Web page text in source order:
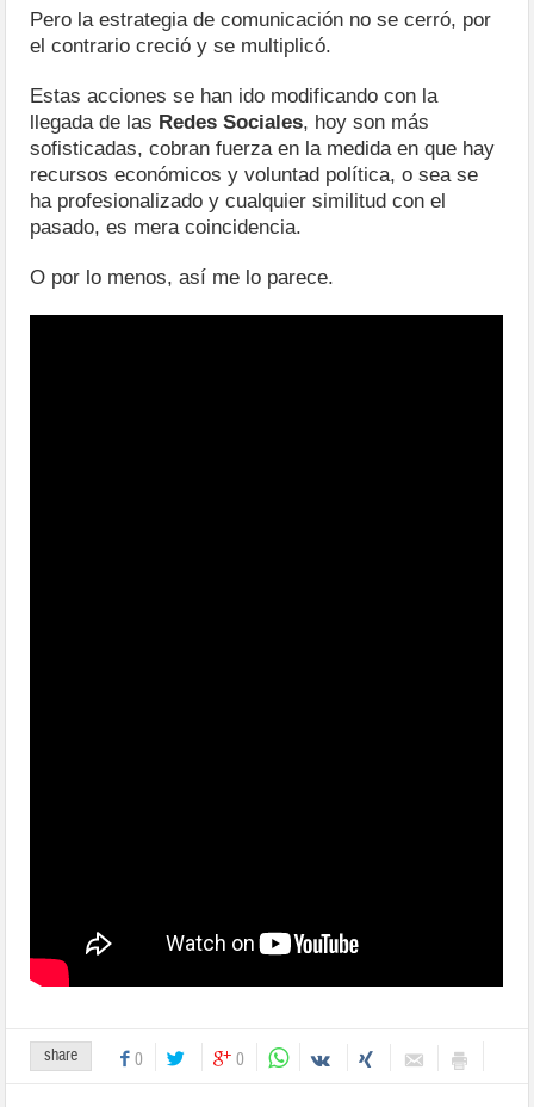
Pero la estrategia de comunicación no se cerró, por
el contrario creció y se multiplicó.
Estas acciones se han ido modificando con la
llegada de las Redes Sociales, hoy son más
sofisticadas, cobran fuerza en la medida en que hay
recursos económicos y voluntad política, o sea se
ha profesionalizado y cualquier similitud con el
pasado, es mera coincidencia.
O por lo menos, así me lo parece.
share 0 0